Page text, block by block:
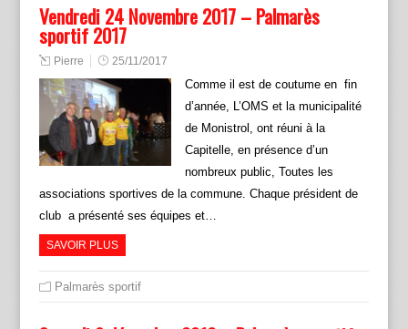
Vendredi 24 Novembre 2017 – Palmarès
sportif 2017
Pierre 25/11/2017
Comme il est de coutume en fin
d’année, L’OMS et la municipalité
de Monistrol, ont réuni à la
Capitelle, en présence d’un
nombreux public, Toutes les
associations sportives de la commune. Chaque président de
club a présenté ses équipes et…
SAVOIR PLUS
Palmarès sportif